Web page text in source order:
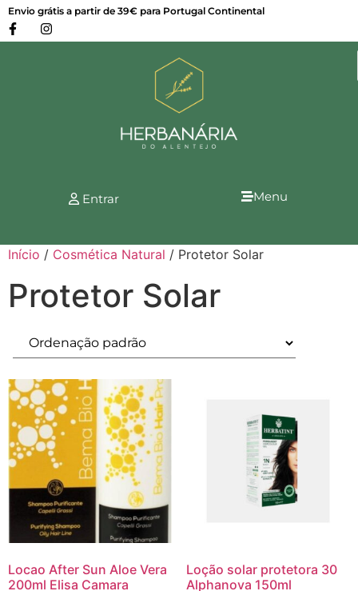
Envio grátis a partir de 39€ para Portugal Continental
Entrar Menu
Início / Cosmética Natural / Protetor Solar
Protetor Solar
Locao After Sun Aloe Vera
200ml Elisa Camara
Loção solar protetora 30
Alphanova 150ml